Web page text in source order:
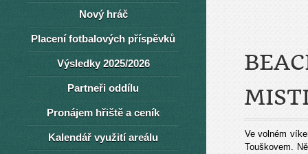
Ve volném
Touškovem.
Nový hráč
Placení fotbalových příspěvků
Výsledky 2025/2026
Partneři oddílu
Pronájem hřiště a ceník
Kalendář využití areálu